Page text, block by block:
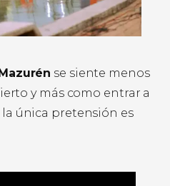
se siente menos
y más como entrar a
única pretensión es